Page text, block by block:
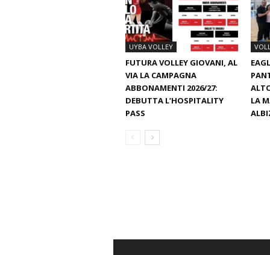
UYBA VOLLEY
FUTURA VOLLEY GIOVANI, AL
VIA LA CAMPAGNA
ABBONAMENTI 2026/27:
DEBUTTA L’HOSPITALITY
PASS
LA